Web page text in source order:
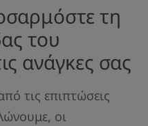
τη
του
ανάγκες σας
τις επιπτώσεις
οι